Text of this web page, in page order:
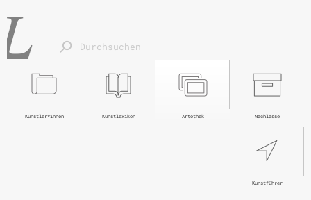
Nachlässe
Artothek
Kunstlexikon
Künstler*innen
Kunstführer